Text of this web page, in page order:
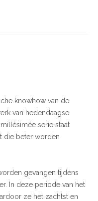
knowhow van de
van hedendaagse
serie staat
die beter worden
gevangen tijdens
In deze periode van het
ze het zachtst en